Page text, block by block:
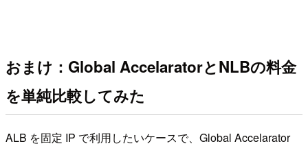
おまけ：Global AccelaratorとNLBの料金
を単純比較してみた
ALB を固定 IP で利用したいケースで、Global Accelarator